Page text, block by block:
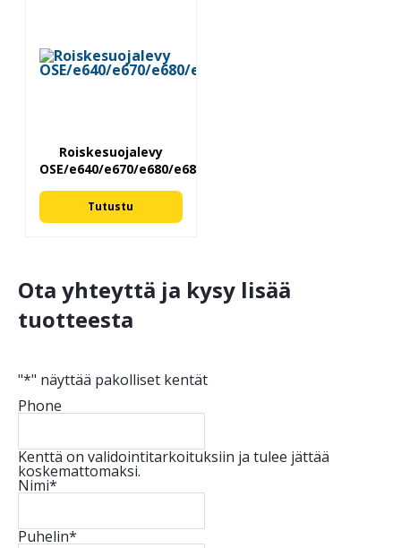
Roiskesuojalevy
OSE/e640/e670/e680/e684(5/ps)
Tutustu
Ota yhteyttä ja kysy lisää
tuotteesta
"*" näyttää pakolliset kentät
Phone
Kenttä on validointitarkoituksiin ja tulee jättää
koskemattomaksi.
Nimi*
Puhelin*